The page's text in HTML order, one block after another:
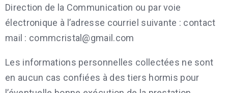
Direction de la Communication ou par voie
électronique à l’adresse courriel suivante : contact
mail : commcristal@gmail.com
Les informations personnelles collectées ne sont
en aucun cas confiées à des tiers hormis pour